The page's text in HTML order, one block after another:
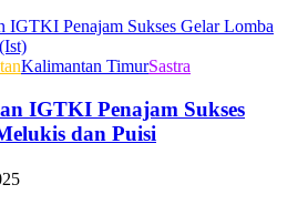
Kalimantan TimurSastra
IGTKI Penajam Sukses
dan Puisi